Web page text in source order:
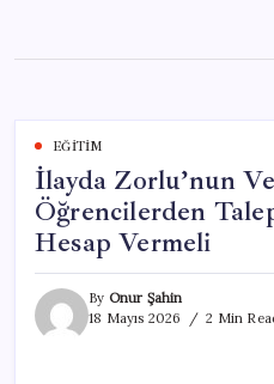
content
EĞITIM
İlayda Zorlu’nun
Öğrencilerden
Hesap Vermeli
By Onur Şahin
18 Mayıs 2026
2 Min